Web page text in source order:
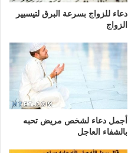
دعاء للزواج بسرعة البرق لتيسيير
الزواج
أجمل دعاء لشخص مريض تحبه
بالشفاء العاجل